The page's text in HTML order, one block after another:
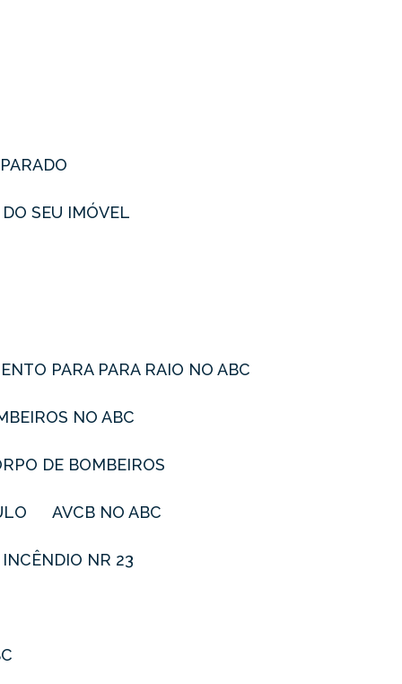
SEU IMÓVEL
PARA PARA RAIO NO ABC
NO ABC
DE BOMBEIROS
AVCB NO ABC
INCÊNDIO NR 23